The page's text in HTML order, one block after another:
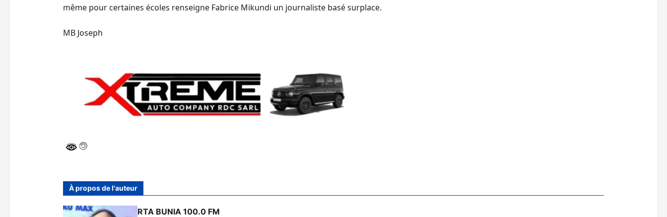
même pour certaines écoles renseigne Fabrice Mikundi un journaliste basé surplace.
MB Joseph
À propos de l'auteur
RTA BUNIA 100.0 FM